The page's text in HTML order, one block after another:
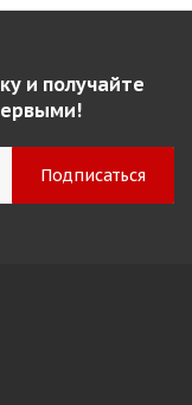
и получайте